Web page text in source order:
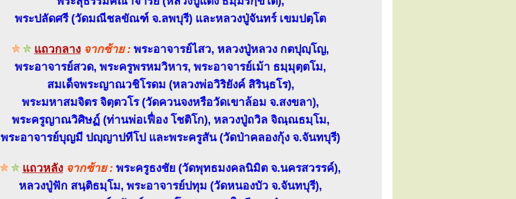
พระปลัดศรี (วัดมณีชลขัณฑ์ จ.ลพบุรี) และหลวงปู่จันทร์ เขมปตฺโต
แถวกลาง จากซ้าย : พระอาจารย์ไสว, หลวงปู่หลวง กตปุญฺโญ,
พระอาจารย์สวด, พระครูพรหมวิหาร, พระอาจารย์เม้า ธมฺมุตฺตโม,
สมเด็จพระญาณวชิโรดม (หลวงพ่อวิริยังค์ สิรินฺธโร),
พระมหาสมจิตร จิตฺตวโร (วัดควนจงหรือวัดเขาล้อม จ.สงขลา),
พระครูญาณวิศิษฏ์ (ท่านพ่อเฟื่อง โชติโก), หลวงปู่ถวิล จิณฺณธมฺโม,
พระอาจารย์บุญมี ปญฺญาปทีโป และพระครูสัน (วัดป่าคลองกุ้ง จ.จันทบุรี)
แถวหลัง จากซ้าย : พระครูธงชัย (วัดพุทธมงคลนิมิต จ.นครสวรรค์),
หลวงปู่ฟัก สนฺติธมฺโม, พระอาจารย์ปทุม (วัดหนองบัว จ.จันทบุรี),